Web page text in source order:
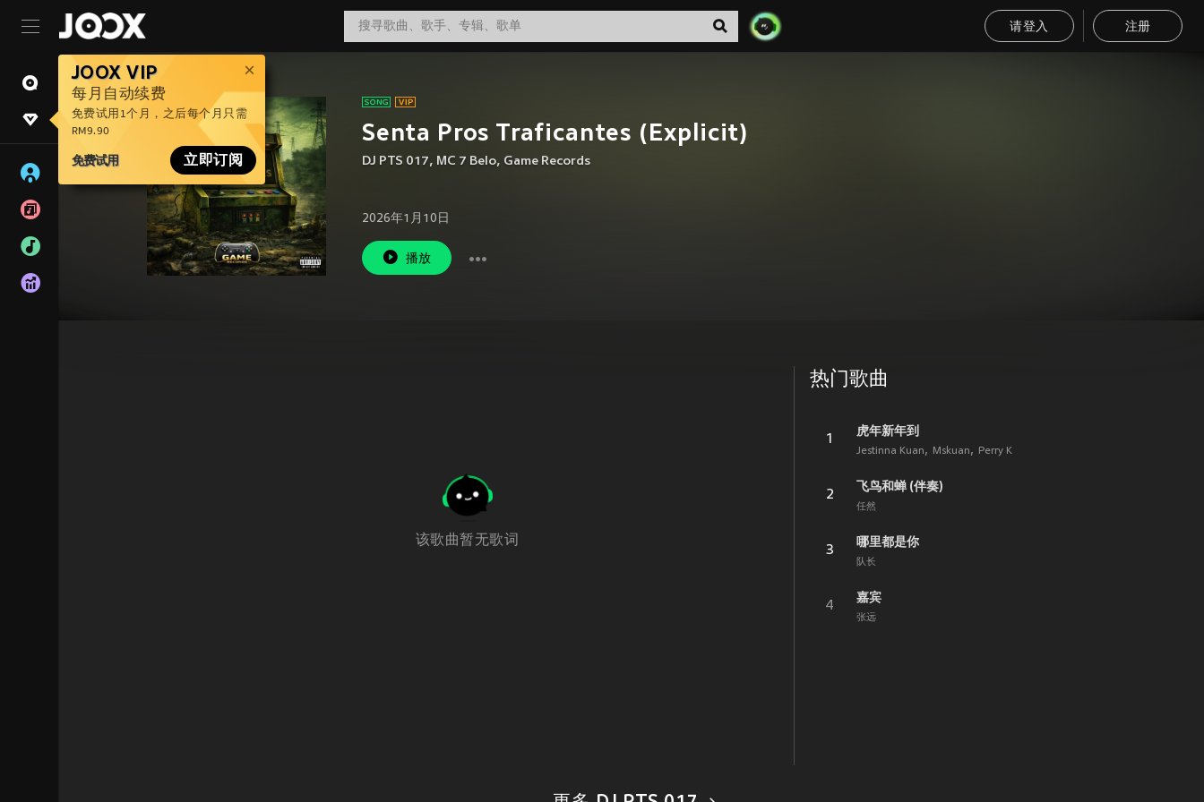
请登入 注册
JOOX VIP
每月自动续费
免费试用1个月，之后每个月只需
RM9.90
免费试用 立即订阅
Senta Pros Traficantes (Explicit)
DJ PTS 017, MC 7 Belo, Game Records
2026年1月10日
播放
该歌曲暂无歌词
热门歌曲
1
虎年新年到
Jestinna Kuan Mskuan Perry K
2
飞鸟和蝉 (伴奏)
任然
3
哪里都是你
队长
4
嘉宾
张远